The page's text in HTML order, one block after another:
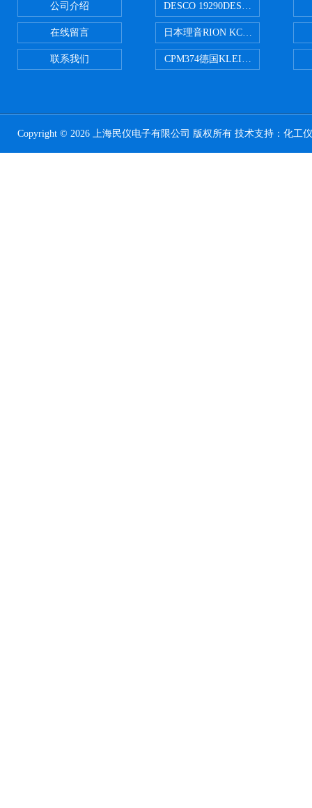
公司介绍
在线留言
联系我们
DESCO 19290DESCO 19290重锤
日本理音RION KC-51/KC-52便携
CPM374德国KLEINWAECHTER
Copyright © 2026 上海民仪电子有限公司 版权所有 技术支持： 化工